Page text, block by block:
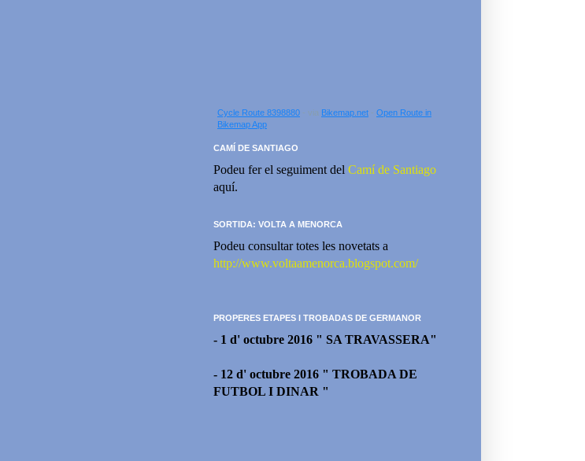
Cycle Route 8398880 - via Bikemap.net - Open Route in
Bikemap App
CAMÍ DE SANTIAGO
Podeu fer el seguiment del Camí de Santiago
aquí.
SORTIDA: VOLTA A MENORCA
Podeu consultar totes les novetats a
http://www.voltaamenorca.blogspot.com/
PROPERES ETAPES I TROBADAS DE GERMANOR
- 1 d' octubre 2016 " SA TRAVASSERA"
- 12 d' octubre 2016 " TROBADA DE
FUTBOL I DINAR "